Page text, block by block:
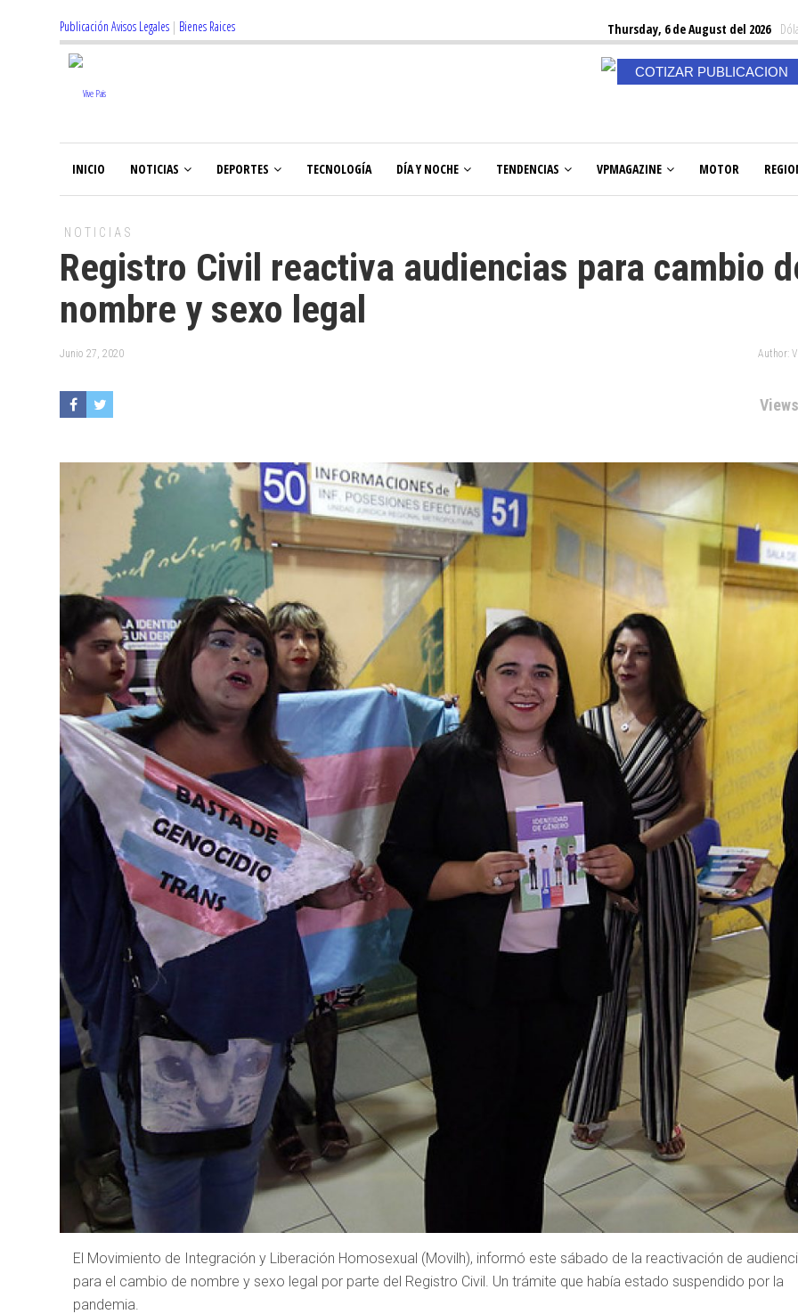
Publicación Avisos Legales | Bienes Raices Thursday, 6 de August del 2026
COTIZAR PUBLICACION
INICIO NOTICIAS DEPORTES TECNOLOGÍA DÍA Y NOCHE TENDENCIAS VPMAGAZINE MOTOR
NOTICIAS
Registro Civil reactiva audiencias para cambio
nombre y sexo legal
Junio 27, 2020 Author:
El Movimiento de Integración y Liberación Homosexual (Movilh), informó este sábado de la reactivación de
para el cambio de nombre y sexo legal por parte del Registro Civil. Un trámite que había estado suspendido por la
pandemia.